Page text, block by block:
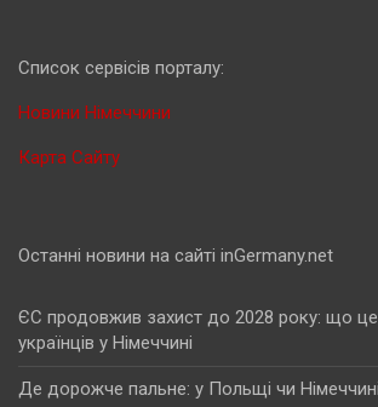
Cписок сервісів порталу:
Новини Німеччини
Карта Сайту
Останні новини на сайті inGermany.net
ЄС продовжив захист до 2028 року: що
українців у Німеччині
Де дорожче пальне: у Польщі чи